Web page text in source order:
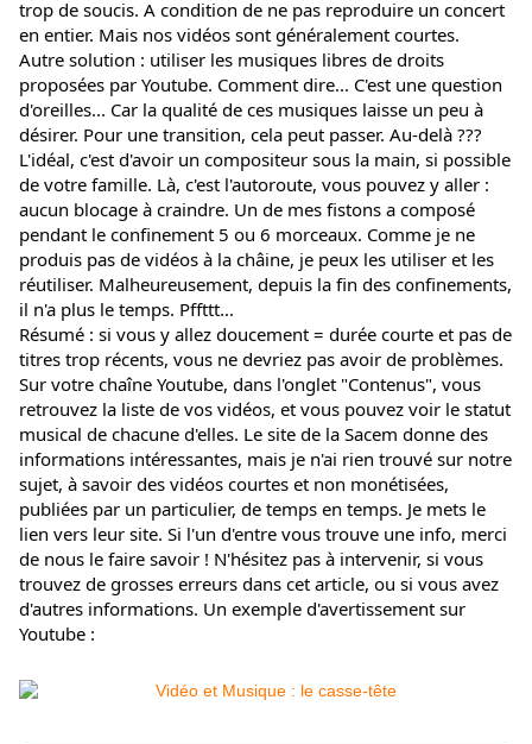
trop de soucis. A condition de ne pas reproduire un concert
en entier. Mais nos vidéos sont généralement courtes.
Autre solution : utiliser les musiques libres de droits
proposées par Youtube. Comment dire... C'est une question
d'oreilles... Car la qualité de ces musiques laisse un peu à
désirer. Pour une transition, cela peut passer. Au-delà ???
L'idéal, c'est d'avoir un compositeur sous la main, si possible
de votre famille. Là, c'est l'autoroute, vous pouvez y aller :
aucun blocage à craindre. Un de mes fistons a composé
pendant le confinement 5 ou 6 morceaux. Comme je ne
produis pas de vidéos à la châine, je peux les utiliser et les
réutiliser. Malheureusement, depuis la fin des confinements,
il n'a plus le temps. Pffttt...
Résumé : si vous y allez doucement = durée courte et pas de
titres trop récents, vous ne devriez pas avoir de problèmes.
Sur votre chaîne Youtube, dans l'onglet "Contenus", vous
retrouvez la liste de vos vidéos, et vous pouvez voir le statut
musical de chacune d'elles. Le site de la Sacem donne des
informations intéressantes, mais je n'ai rien trouvé sur notre
sujet, à savoir des vidéos courtes et non monétisées,
publiées par un particulier, de temps en temps. Je mets le
lien vers leur site. Si l'un d'entre vous trouve une info, merci
de nous le faire savoir ! N'hésitez pas à intervenir, si vous
trouvez de grosses erreurs dans cet article, ou si vous avez
d'autres informations. Un exemple d'avertissement sur
Youtube :